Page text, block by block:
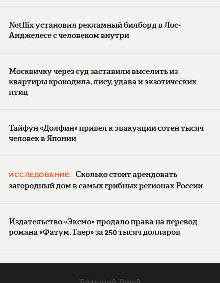
Netflix установил рекламный билборд в Лос-
Анджелесе с человеком внутри
Москвичку через суд заставили выселить из
квартиры крокодила, лису, удава и экзотических
птиц
Тайфун «Долфин» привел к эвакуации сотен тысяч
человек в Японии
ИССЛЕДОВАНИЕ:
Сколько стоит арендовать
загородный дом в самых грибных регионах России
Издательство «Эксмо» продало права на перевод
романа «Фатум. Гаер» за 250 тысяч долларов